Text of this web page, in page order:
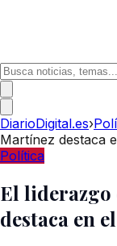
DiarioDigital.es›
Martínez destaca
Política
El liderazgo
destaca en